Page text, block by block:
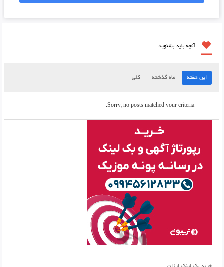
آنچه باید بشنوید
این هفته ماه گذشته کلی
Sorry, no posts matched your criteria.